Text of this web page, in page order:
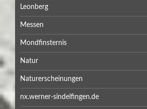
Leonberg
Messen
Mondfinsternis
Natur
Naturerscheinungen
nx.werner-sindelfingen.de